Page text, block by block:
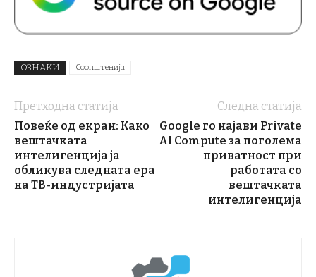
ОЗНАКИ Соопштенија
Претходна статија
Повеќе од екран: Како
вештачката
интелигенција ја
обликува следната ера
на ТВ-индустријата
Следна статија
Google го најави Private
AI Compute за поголема
приватност при
работата со
вештачката
интелигенција